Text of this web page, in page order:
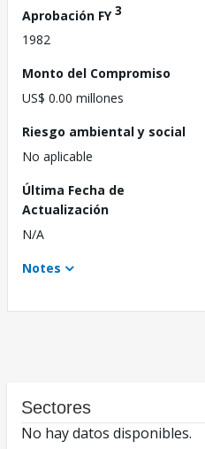
Aprobación FY3
1982
Monto del Compromiso
US$ 0.00 millones
Riesgo ambiental y social
No aplicable
Última Fecha de
Actualización
N/A
Notes
Sectores
No hay datos disponibles.